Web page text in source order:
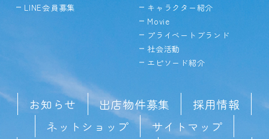
LINE会員募集
キャラクター紹介
Movie
プライベートブランド
社会活動
エピソード紹介
お知らせ 出店物件募集
採用情報
ネットショップ
サイトマップ